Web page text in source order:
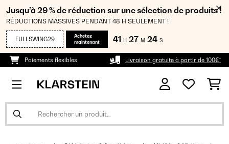
Jusqu’à 29 % de réduction sur une sélection de produits !
RÉDUCTIONS MASSIVES PENDANT 48 H SEULEMENT !
FULLSWING29
Achetez
maintenant
41 H 27 M 23 S
Paiements flexibles Livraison gratuite à partir de 100€*